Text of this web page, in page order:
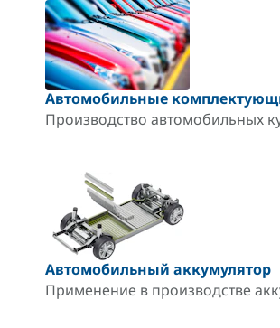
Автомобильные
Производство автомобильных
Автомобильный аккумулятор
Применение в производстве